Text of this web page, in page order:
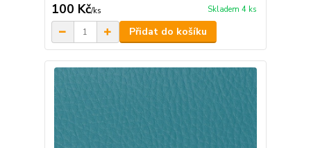
100 Kč/ks Skladem 4 ks
Přidat do košíku